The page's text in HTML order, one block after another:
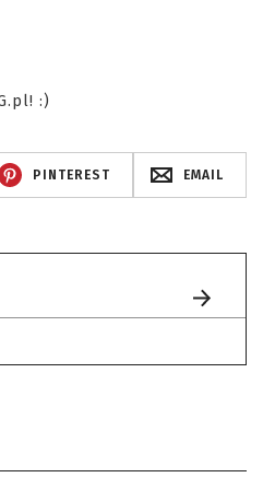
:)
PINTEREST EMAIL